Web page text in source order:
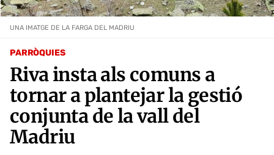
PARRÒQUIES
Riva insta als comuns a
tornar a plantejar la gestió
conjunta de la vall del
Madriu
UNA IMATGE DE LA FARGA DEL MADRIU